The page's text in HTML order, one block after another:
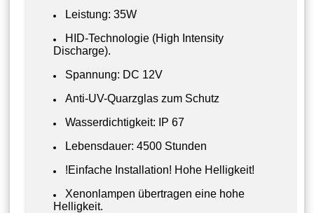
Leistung: 35W
HID-Technologie (High Intensity
Discharge).
Spannung: DC 12V
Anti-UV-Quarzglas zum Schutz
Wasserdichtigkeit: IP 67
Lebensdauer: 4500 Stunden
!Einfache Installation! Hohe Helligkeit!
Xenonlampen übertragen eine hohe
Helligkeit.